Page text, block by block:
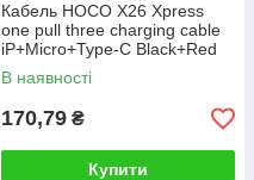
Кабель HOCO X26 Xpress
one pull three charging cable
iP+Micro+Type-C Black+Red
В наявності
170,79 ₴
Купити